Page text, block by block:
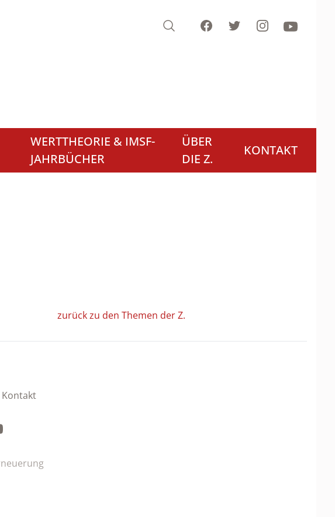
Search FacebookTwitterInstagramYoutube
WERTTHEORIE & IMSF-
JAHRBÜCHER
ÜBER
DIE Z.
KONTAKT
zurück zu den Themen der Z.
Kontakt